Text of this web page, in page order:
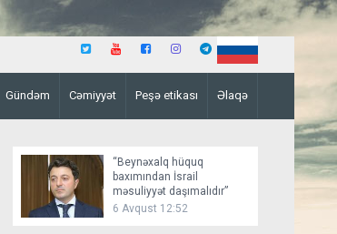
Gündəm Cəmiyyət Peşə etikası Əlaqə
“Beynəxalq hüquq
baxımından İsrail
məsuliyyət daşımalıdır”
6 Avqust 12:52